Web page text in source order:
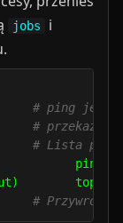
jobs
i
# ping jest
#
l # Lista
ping
top
#